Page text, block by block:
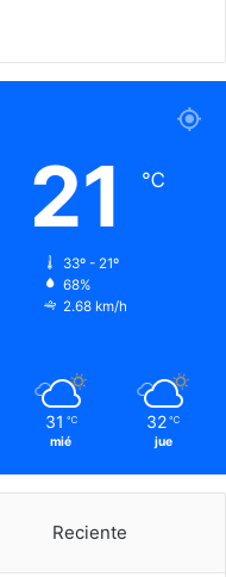
21 ℃
33º - 21º
68%
2.68 km/h
31 ℃
mié
32 ℃
jue
Reciente